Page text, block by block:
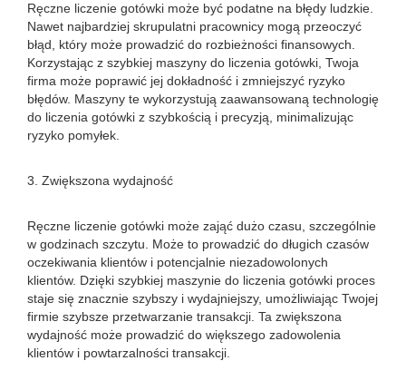
Ręczne liczenie gotówki może być podatne na błędy ludzkie.
Nawet najbardziej skrupulatni pracownicy mogą przeoczyć
błąd, który może prowadzić do rozbieżności finansowych.
Korzystając z szybkiej maszyny do liczenia gotówki, Twoja
firma może poprawić jej dokładność i zmniejszyć ryzyko
błędów. Maszyny te wykorzystują zaawansowaną technologię
do liczenia gotówki z szybkością i precyzją, minimalizując
ryzyko pomyłek.
3. Zwiększona wydajność
Ręczne liczenie gotówki może zająć dużo czasu, szczególnie
w godzinach szczytu. Może to prowadzić do długich czasów
oczekiwania klientów i potencjalnie niezadowolonych
klientów. Dzięki szybkiej maszynie do liczenia gotówki proces
staje się znacznie szybszy i wydajniejszy, umożliwiając Twojej
firmie szybsze przetwarzanie transakcji. Ta zwiększona
wydajność może prowadzić do większego zadowolenia
klientów i powtarzalności transakcji.